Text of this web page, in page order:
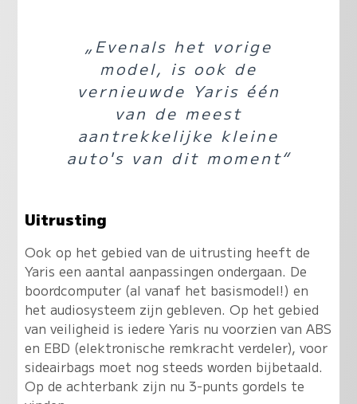
„Evenals het vorige
model, is ook de
vernieuwde Yaris één
van de meest
aantrekkelijke kleine
auto's van dit moment“
Uitrusting
Ook op het gebied van de uitrusting heeft de
Yaris een aantal aanpassingen ondergaan. De
boordcomputer (al vanaf het basismodel!) en
het audiosysteem zijn gebleven. Op het gebied
van veiligheid is iedere Yaris nu voorzien van ABS
en EBD (elektronische remkracht verdeler), voor
sideairbags moet nog steeds worden bijbetaald.
Op de achterbank zijn nu 3-punts gordels te